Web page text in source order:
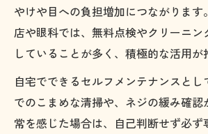
やけや目への負担増加につながります
店や眼科では、無料点検やクリーニン
していることが多く、積極的な活用が
自宅でできるセルフメンテナンスとし
でのこまめな清掃や、ネジの緩み確
常を感じた場合は、自己判断せず必ず